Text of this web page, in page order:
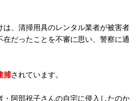
は、清掃用具のレンタル業者が被害者
だったことを不審に思い、警察に通
捕されています。
・阿部祝子さんの自宅に侵入したのか